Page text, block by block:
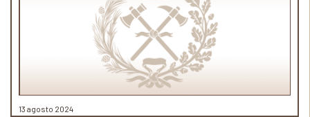
13 agosto 2024